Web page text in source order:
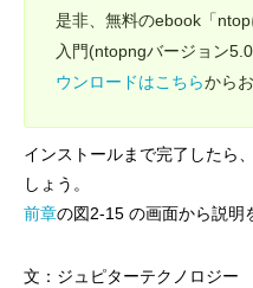
是非、無料のebook「
入門(ntopngバージョン
ウンロードはこちらから
インストールまで完了したら
しょう。
前章の図2-15 の画面から説明
文：ジュピターテクノロジー